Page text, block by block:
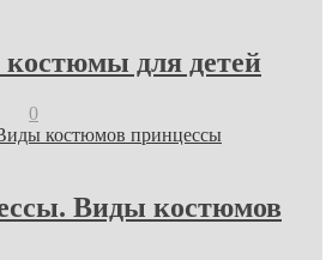
для детей
0
Виды костюмов